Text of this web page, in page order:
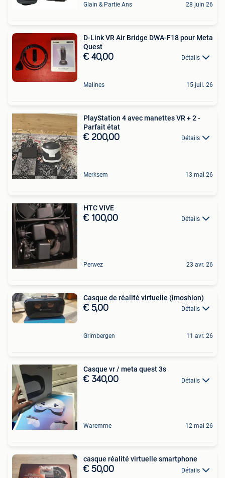
Glain & Partie Ans 28 juin 26
D-Link VR Air Bridge DWA-F18 pour Meta
Quest
€ 40,00 Détails
Malines 15 juil. 26
PlayStation 4 avec manettes VR + 2 -
Parfait état
€ 200,00 Détails
Merksem 13 mai 26
HTC VIVE
€ 100,00 Détails
Perwez 23 avr. 26
Casque de réalité virtuelle (imoshion)
€ 5,00 Détails
Grimbergen 11 avr. 26
Casque vr / meta quest 3s
€ 340,00 Détails
Waremme 12 mai 26
casque réalité virtuelle smartphone
€ 50,00 Détails